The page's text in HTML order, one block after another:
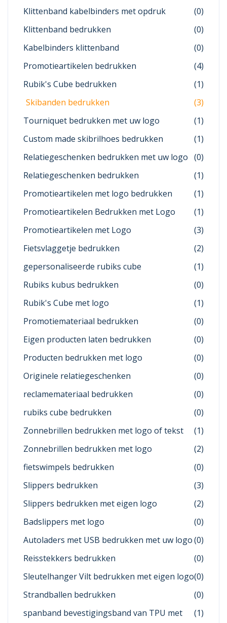
Klittenband kabelbinders met opdruk
(0)
Klittenband bedrukken
(0)
Kabelbinders klittenband
(0)
Promotieartikelen bedrukken
(4)
Rubik's Cube bedrukken
(1)
Skibanden bedrukken
(3)
Tourniquet bedrukken met uw logo
(1)
Custom made skibrilhoes bedrukken
(1)
Relatiegeschenken bedrukken met uw logo (0)
Relatiegeschenken bedrukken
(1)
Promotieartikelen met logo bedrukken
(1)
Promotieartikelen Bedrukken met Logo
(1)
Promotieartikelen met Logo
(3)
Fietsvlaggetje bedrukken
(2)
gepersonaliseerde rubiks cube
(1)
Rubiks kubus bedrukken
(0)
Rubik's Cube met logo
(1)
Promotiemateriaal bedrukken
(0)
Eigen producten laten bedrukken
(0)
Producten bedrukken met logo
(0)
Originele relatiegeschenken
(0)
reclamemateriaal bedrukken
(0)
rubiks cube bedrukken
(0)
Zonnebrillen bedrukken met logo of tekst
(1)
Zonnebrillen bedrukken met logo
(2)
fietswimpels bedrukken
(0)
Slippers bedrukken
(3)
Slippers bedrukken met eigen logo
(2)
Badslippers met logo
(0)
Autoladers met USB bedrukken met uw logo(0)
Reisstekkers bedrukken
(0)
Sleutelhanger Vilt bedrukken met eigen logo(0)
Strandballen bedrukken
(0)
spanband bevestigingsband van TPU met
(1)